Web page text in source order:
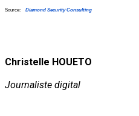
Source: Diamond Security Consulting
Christelle HOUETO
Journaliste digital